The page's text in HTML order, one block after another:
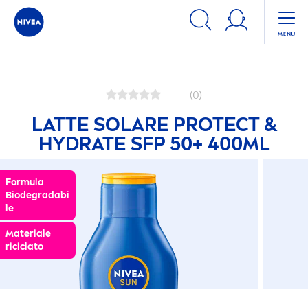
Prodotti cosmetici per prendersi cura della pelle: la gamma
(0)
LATTE SOLARE PROTECT&
HYDRATE SFP 50+ 400ML
Formula
Biodegradabi
le
Materiale
riciclato